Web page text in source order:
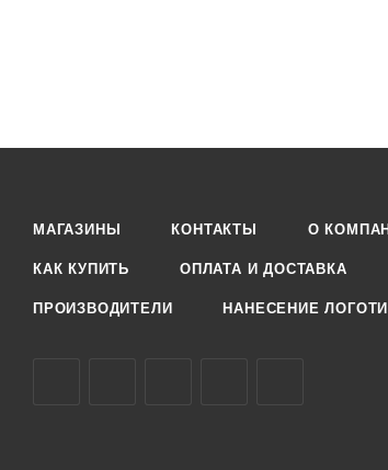
МАГАЗИНЫ КОНТАКТЫ О
КАК КУПИТЬ ОПЛАТА И ДОСТАВКА
ПРОИЗВОДИТЕЛИ НАНЕСЕНИЕ